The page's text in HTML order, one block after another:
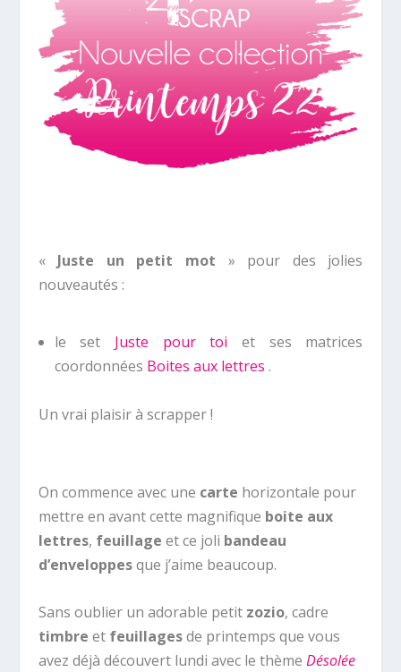
« Juste un petit mot » pour des jolies
nouveautés :
le set Juste pour toiet ses matrices
coordonnées Boites aux lettres .
Un vrai plaisir à scrapper !
On commence avec une carte horizontale pour
mettre en avant cette magnifique boite aux
lettres, feuillage et ce joli bandeau
d’enveloppesque j’aime beaucoup.
Sans oublier un adorable petit zozio, cadre
timbre et feuillagesde printemps que vous
avez déjà découvert lundi avec le thème Désolée